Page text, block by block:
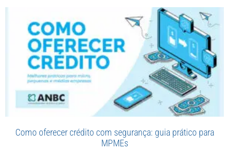
Como oferecer crédito com segurança: guia prático para
MPMEs